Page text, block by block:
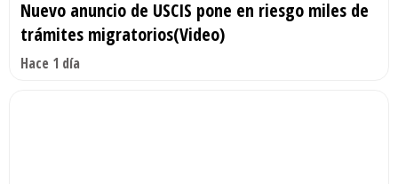
Nuevo anuncio de USCIS pone en riesgo miles de
trámites migratorios(Video)
Hace 1 día